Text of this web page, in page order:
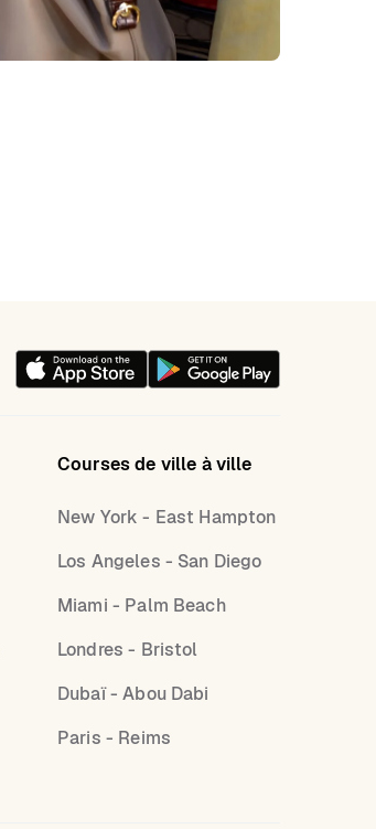
Courses de ville à ville
New York - East Hampton
Los Angeles - San Diego
Miami - Palm Beach
Londres - Bristol
Dubaï - Abou Dabi
Paris - Reims